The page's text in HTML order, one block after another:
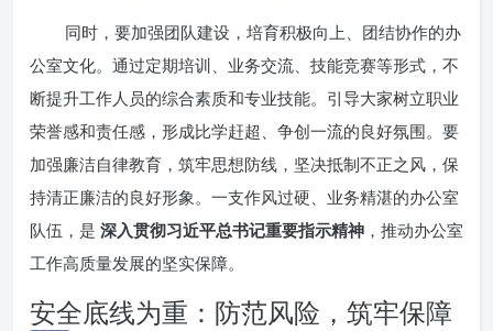
同时，要加强团队建设，培育积极向上、团结协作的办
公室文化。通过定期培训、业务交流、技能竞赛等形式，不
断提升工作人员的综合素质和专业技能。引导大家树立职业
荣誉感和责任感，形成比学赶超、争创一流的良好氛围。要
加强廉洁自律教育，筑牢思想防线，坚决抵制不正之风，保
持清正廉洁的良好形象。一支作风过硬、业务精湛的办公室
队伍，是 深入贯彻习近平总书记重要指示精神 ，推动办公室
工作高质量发展的坚实保障。
安全底线为重：防范风险，筑牢保障